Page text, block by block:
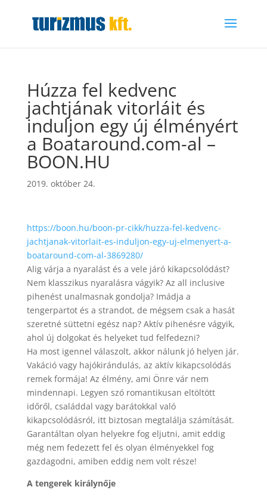
Húzza fel kedvenc
jachtjának vitorláit és
induljon egy új élményért
a Boataround.com-al –
BOON.HU
2019. október 24.
https://boon.hu/boon-pr-cikk/huzza-fel-kedvenc-
jachtjanak-vitorlait-es-induljon-egy-uj-elmenyert-a-
boataround-com-al-3869280/
Alig várja a nyaralást és a vele járó kikapcsolódást?
Nem klasszikus nyaralásra vágyik? Az all inclusive
pihenést unalmasnak gondolja? Imádja a
tengerpartot és a strandot, de mégsem csak a hasát
szeretné süttetni egész nap? Aktív pihenésre vágyik,
ahol új dolgokat és helyeket tud felfedezni?
Ha most igennel válaszolt, akkor nálunk jó helyen jár.
Vakáció vagy hajókirándulás, az aktív kikapcsolódás
remek formája! Az élmény, ami Önre vár nem
mindennapi. Legyen szó romantikusan eltöltött
időről, családdal vagy barátokkal való
kikapcsolódásról, itt biztosan megtalálja számítását.
Garantáltan olyan helyekre fog eljutni, amit eddig
még nem fedezett fel és olyan élményekkel fog
gazdagodni, amiben eddig nem volt része!
A tengerek királynője